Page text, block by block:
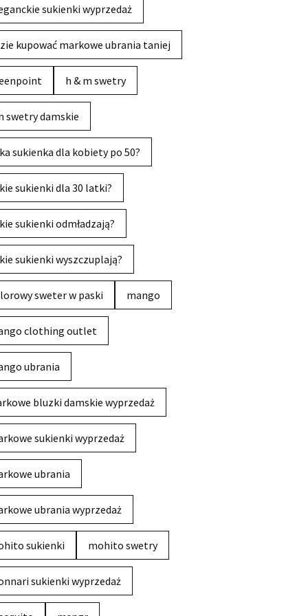
sukienki wyprzedaż
kupować markowe ubrania taniej
h & m swetry
swetry damskie
sukienka dla kobiety po 50?
sukienki dla 30 latki?
sukienki odmładzają?
sukienki wyszczuplają?
sweter w paski mango
clothing outlet
ubrania
bluzki damskie wyprzedaż
sukienki wyprzedaż
ubrania
ubrania wyprzedaż
sukienki mohito swetry
sukienki wyprzedaż